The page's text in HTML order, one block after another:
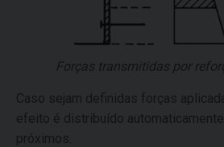
Forças transmitidas por
Caso sejam definidas forças
efeito é distribuído
próximos.